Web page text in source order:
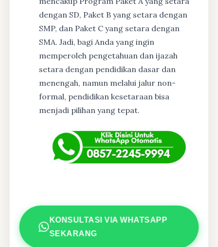
dengan SD, Paket B yang setara dengan
SMP, dan Paket C yang setara dengan
SMA. Jadi, bagi Anda yang ingin
memperoleh pengetahuan dan ijazah
setara dengan pendidikan dasar dan
menengah, namun melalui jalur non-
formal, pendidikan kesetaraan bisa
menjadi pilihan yang tepat.
KONSULTASI VIA WHATSAPP
SEKARANG